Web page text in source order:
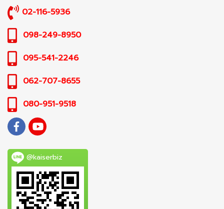
02-116-5936
098-249-8950
095-541-2246
062-707-8655
080-951-9518
@kaiserbiz